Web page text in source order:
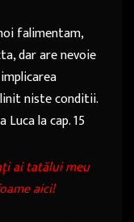
falimentam,
dar are nevoie
niste conditii.
Luca la cap. 15
ai tatălui meu
aici!